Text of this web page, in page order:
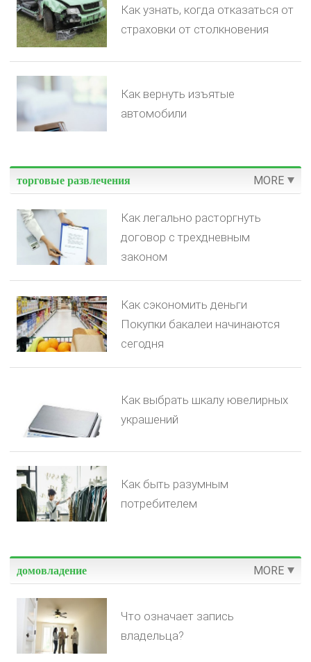
Как узнать, когда отказаться от
страховки от столкновения
Как вернуть изъятые
автомобили
торговые развлечения MORE
Как легально расторгнуть
договор с трехдневным
законом
Как сэкономить деньги
Покупки бакалеи начинаются
сегодня
Как выбрать шкалу ювелирных
украшений
Как быть разумным
потребителем
домовладение MORE
Что означает запись
владельца?